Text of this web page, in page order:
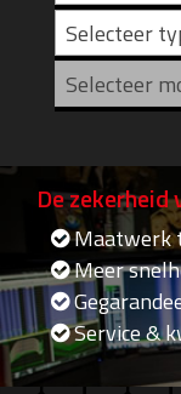
Selecteer
Selecteer
De zekerheid
Maatwerk
Meer
Service &